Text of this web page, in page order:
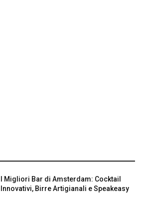
I Migliori Bar di Amsterdam: Cocktail
Innovativi, Birre Artigianali e Speakeasy